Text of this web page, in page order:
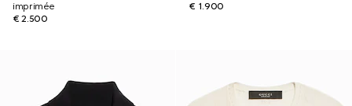
imprimée
€ 2.500
€ 1.900